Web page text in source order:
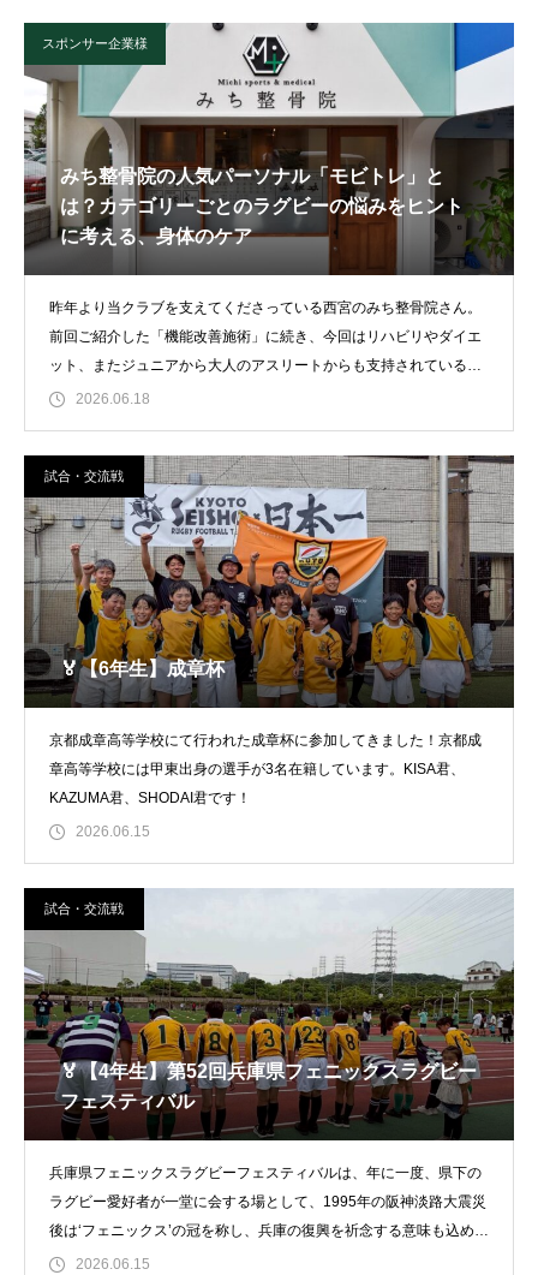
スポンサー企業様
みち整骨院の人気パーソナル「モビトレ」と
は？カテゴリーごとのラグビーの悩みをヒント
に考える、身体のケア
昨年より当クラブを支えてくださっている西宮のみち整骨院さん。
前回ご紹介した「機能改善施術」に続き、今回はリハビリやダイエ
ット、またジュニアから大人のアスリートからも支持されている、
人気パーソナルトレ
2026.06.18
試合・交流戦
🏅【6年生】成章杯
京都成章高等学校にて行われた成章杯に参加してきました！京都成
章高等学校には甲東出身の選手が3名在籍しています。KISA君、
KAZUMA君、SHODAI君です！
2026.06.15
試合・交流戦
🏅【4年生】第52回兵庫県フェニックスラグビー
フェスティバル
兵庫県フェニックスラグビーフェスティバルは、年に一度、県下の
ラグビー愛好者が一堂に会する場として、1995年の阪神淡路大震災
後は‘フェニックス’の冠を称し、兵庫の復興を祈念する意味も込めて
開催されて
2026.06.15